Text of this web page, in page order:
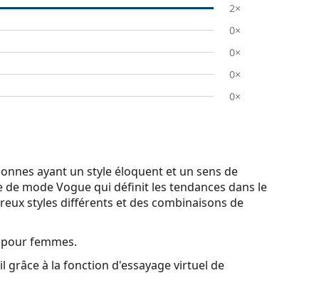
2×
0×
0×
0×
0×
ayant un style éloquent et un sens de
mode Vogue qui définit les tendances dans le
styles différents et des combinaisons de
femmes.
grâce à la fonction d'essayage virtuel de